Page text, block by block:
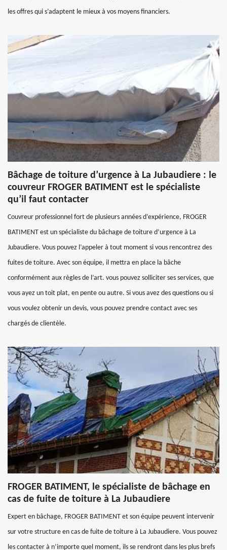
les offres qui s’adaptent le mieux à vos moyens financiers.
Bâchage de toiture d’urgence à La Jubaudiere : le
couvreur FROGER BATIMENT est le spécialiste
qu’il faut contacter
Couvreur professionnel fort de plusieurs années d’expérience, FROGER
BATIMENT est un spécialiste du bâchage de toiture d’urgence à La
Jubaudiere. Vous pouvez l’appeler à tout moment si vous rencontrez des
fuites de toiture. Avec son équipe, il mettra en place la bâche
conformément aux règles de l’art. vous pouvez solliciter ses services, que
vous ayez un toit plat, en pente ou autre. Si vous avez des questions ou si
vous voulez obtenir un devis, vous pouvez prendre contact avec ses
chargés de clientèle.
FROGER BATIMENT, le spécialiste de bâchage en
cas de fuite de toiture à La Jubaudiere
Expert en bâchage, FROGER BATIMENT et son équipe peuvent intervenir
sur votre structure en cas de fuite de toiture à La Jubaudiere. Vous pouvez
les contacter à n’importe quel moment, ils se rendront dans les plus brefs